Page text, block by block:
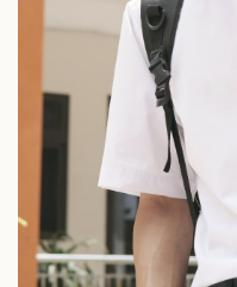
Tư vấn luật